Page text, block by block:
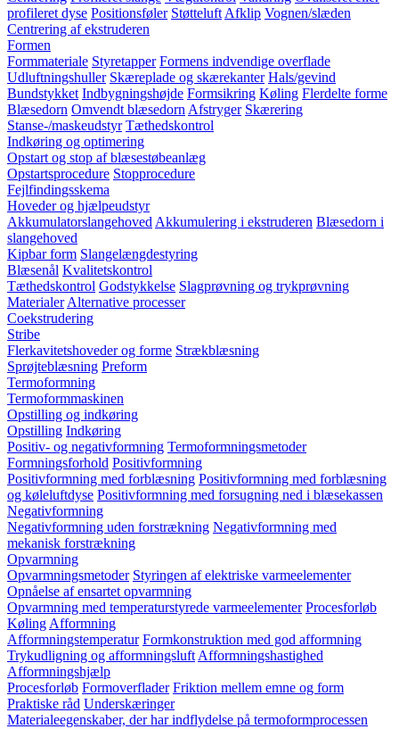
profileret dyse Positionsføler Støtteluft Afklip Vognen/slæden
Centrering af ekstruderen
Formen
Formmateriale Styretapper Formens indvendige overflade
Udluftningshuller Skæreplade og skærekanter Hals/gevind
Bundstykket Indbygningshøjde Formsikring Køling Flerdelte forme
Blæsedorn Omvendt blæsedorn Afstryger Skærering
Stanse-/maskeudstyr Tæthedskontrol
Indkøring og optimering
Opstart og stop af blæsestøbeanlæg
Opstartsprocedure Stopprocedure
Fejlfindingsskema
Hoveder og hjælpeudstyr
Akkumulatorslangehoved Akkumulering i ekstruderen Blæsedorn i
slangehoved
Kipbar form Slangelængdestyring
Blæsenål Kvalitetskontrol
Tæthedskontrol Godstykkelse Slagprøvning og trykprøvning
Materialer Alternative processer
Coekstrudering
Stribe
Flerkavitetshoveder og forme Strækblæsning
Sprøjteblæsning Preform
Termoformning
Termoformmaskinen
Opstilling og indkøring
Opstilling Indkøring
Positiv- og negativformning Termoformningsmetoder
Formningsforhold Positivformning
Positivformning med forblæsning Positivformning med forblæsning
og køleluftdyse Positivformning med forsugning ned i blæsekassen
Negativformning
Negativformning uden forstrækning Negativformning med
mekanisk forstrækning
Opvarmning
Opvarmningsmetoder Styringen af elektriske varmeelementer
Opnåelse af ensartet opvarmning
Opvarmning med temperaturstyrede varmeelementer Procesforløb
Køling Afformning
Afformningstemperatur Formkonstruktion med god afformning
Trykudligning og afformningsluft Afformningshastighed
Afformningshjælp
Procesforløb Formoverflader Friktion mellem emne og form
Praktiske råd Underskæringer
Materialeegenskaber, der har indflydelse på termoformprocessen